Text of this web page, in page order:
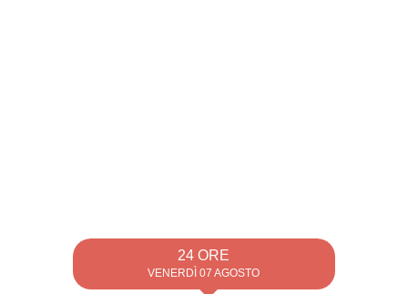
24 ORE
VENERDÌ 07 AGOSTO